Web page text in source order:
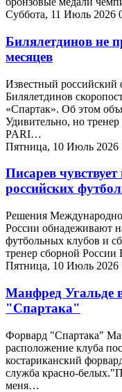
Суббота, 11 Июль 2026
Билялетдинов не
месяцев
Известный российский
Билялетдинов
«Спартак». Об этом
Удивительно, но
PARI…
Пятница, 10 Июль 2026
Писарев
российских
Решения
России обнадеживают
футбольных клубов и
тренер сборной
Пятница, 10 Июль 2026
Манфред Угальде
"Спартака"
Форвард "Спартака"
расположение клуба
костариканский
служба красно-
меня…